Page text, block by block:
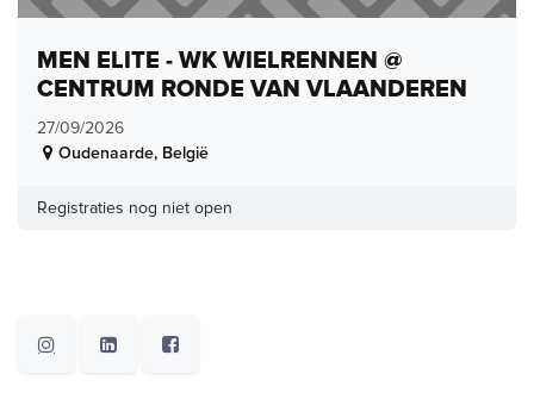
MEN ELITE - WK WIELRENNEN @
CENTRUM RONDE VAN VLAANDEREN
27/09/2026
Oudenaarde, België
Registraties nog niet open